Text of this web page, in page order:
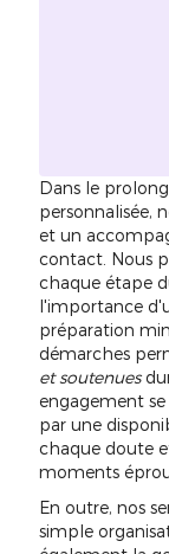
Dans le
personnalisée,
et un
contact. Nous
chaque étape
l'importance
préparation
démarches
et soutenues
engagement
par une
chaque doute
moments
En outre, nos
simple